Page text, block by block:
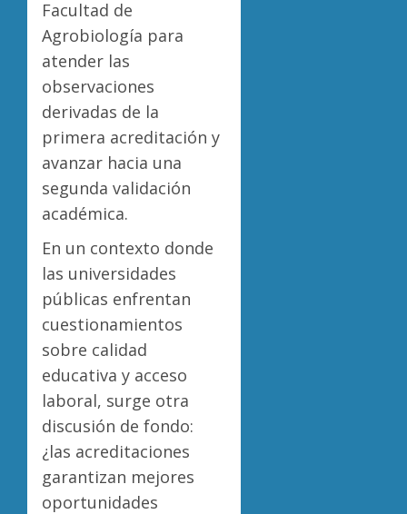
Facultad de
Agrobiología para
atender las
observaciones
derivadas de la
primera acreditación y
avanzar hacia una
segunda validación
académica.
En un contexto donde
las universidades
públicas enfrentan
cuestionamientos
sobre calidad
educativa y acceso
laboral, surge otra
discusión de fondo:
¿las acreditaciones
garantizan mejores
oportunidades